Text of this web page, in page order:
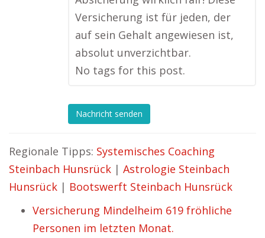
Versicherung ist für jeden, der
auf sein Gehalt angewiesen ist,
absolut unverzichtbar.
No tags for this post.
Nachricht senden
Regionale Tipps: Systemisches Coaching
Steinbach Hunsrück | Astrologie Steinbach
Hunsrück | Bootswerft Steinbach Hunsrück
Versicherung Mindelheim 619 fröhliche
Personen im letzten Monat.